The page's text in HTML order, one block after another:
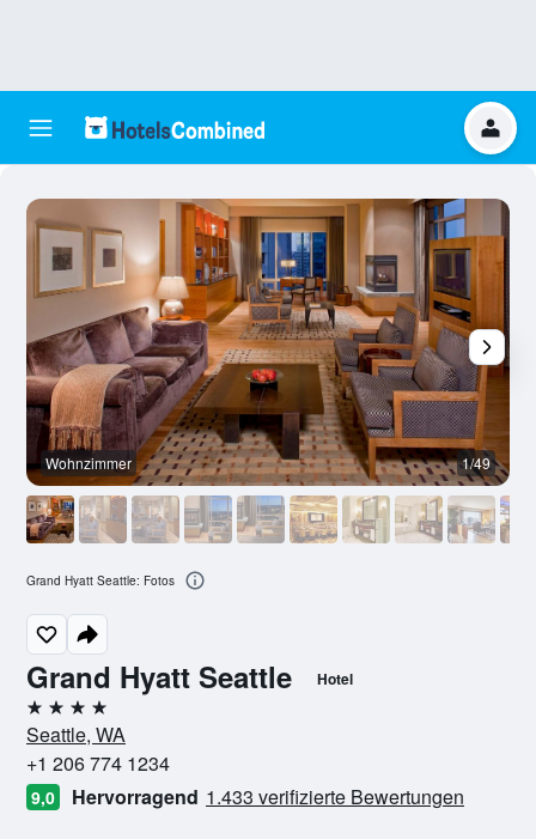
Grand Hyatt Seattle Hotel
4 Sterne
Seattle, WA
+1 206 774 1234
9,0 Hervorragend 1.433 verifizierte Bewertungen
Wohnzimmer 1/49
Grand Hyatt Seattle: Fotos